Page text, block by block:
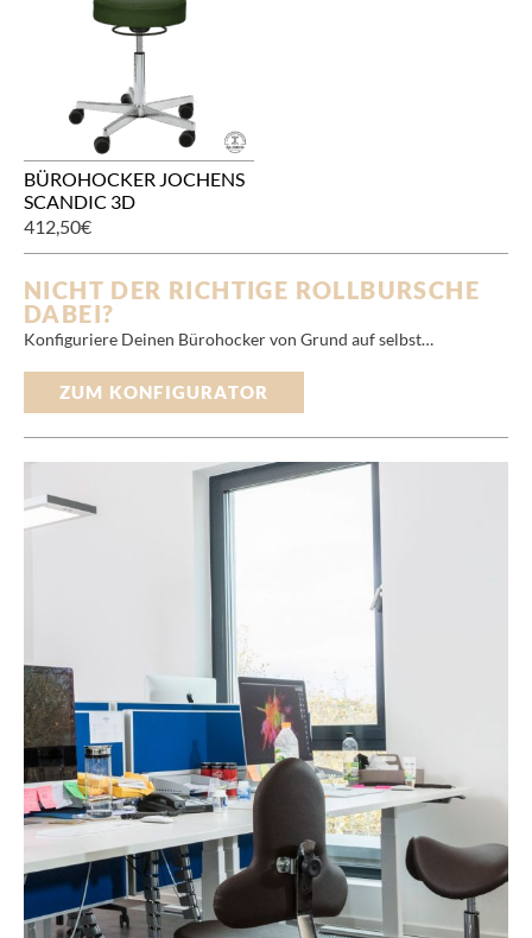
BÜROHOCKER JOCHENS
SCANDIC 3D
412,50€
NICHT DER RICHTIGE ROLLBURSCHE
DABEI?
Konfiguriere Deinen Bürohocker von Grund auf selbst…
ZUM KONFIGURATOR